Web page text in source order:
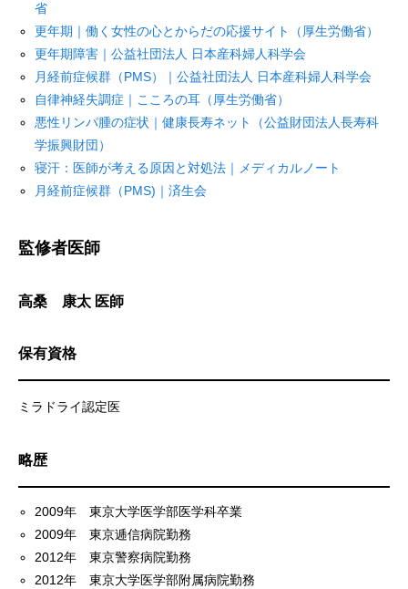
省
更年期｜働く女性の心とからだの応援サイト（厚生労働省）
更年期障害｜公益社団法人 日本産科婦人科学会
月経前症候群（PMS）｜公益社団法人 日本産科婦人科学会
自律神経失調症｜こころの耳（厚生労働省）
悪性リンパ腫の症状｜健康長寿ネット（公益財団法人長寿科
学振興財団）
寝汗：医師が考える原因と対処法｜メディカルノート
月経前症候群（PMS)｜済生会
監修者医師
高桑 康太 医師
保有資格
ミラドライ認定医
略歴
2009年 東京大学医学部医学科卒業
2009年 東京逓信病院勤務
2012年 東京警察病院勤務
2012年 東京大学医学部附属病院勤務